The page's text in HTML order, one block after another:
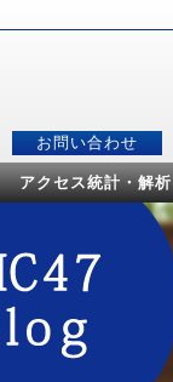
お問い合わせ
アクセス統計・解析